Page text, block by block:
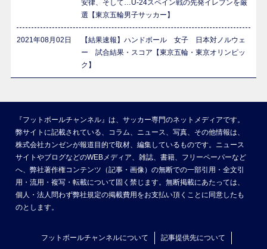
安律、そして…U-24スペイン戦の先発イレブンを厳
選【東京五輪男子サッカー】
2021年08月02日
【結果速報】ハンドボール 女子 日本対ノルウェ
ー 試合結果・スコア【東京五輪・東京オリンピッ
ク】
『フットボールチャンネル』は、サッカー専門のネットメディアです。
弊サイトに記載されている、コラム、ニュース、写真、その他情報は、
株式会社カンゼンが報道目的で取材、編集しているものです。ニュース
サイトやブログなどのWEBメディア、雑誌、書籍、フリーペーパーなど
へ、弊社著作権コンテンツ（記事・画像）の無断での一部引用・全文引
用・流用・複写・転載について固く禁じます。無断掲載にあたっては、
個人・法人問わず弊社規定の掲載費用をお支払い頂くことに同意したも
のとします。
フットボールチャンネルについて 記事提供先について